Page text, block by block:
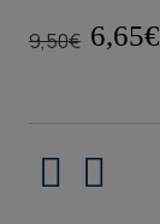
9,50€ 6,65€